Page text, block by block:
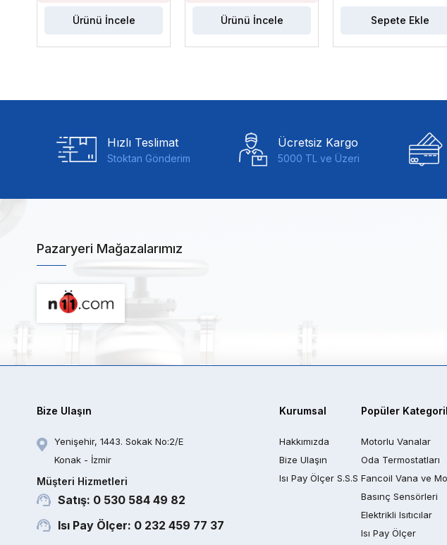
Ürünü İncele Ürünü İncele Sepete Ekle
Hızlı Teslimat
Stoktan Gönderim
Ücretsiz Kargo
5000 TL ve Üzeri
Pazaryeri Mağazalarımız
Bize Ulaşın
Yenişehir, 1443. Sokak No:2/E
Konak - İzmir
Müşteri Hizmetleri
Satış: 0 530 584 49 82
Isı Pay Ölçer: 0 232 459 77 37
Kurumsal
Hakkımızda
Bize Ulaşın
Isı Pay Ölçer S.S.S
Popüler
Motorlu Vanalar
Oda Termostatları
Fancoil Vana ve
Basınç Sensörleri
Elektrikli Isıtıcılar
Isı Pay Ölçer